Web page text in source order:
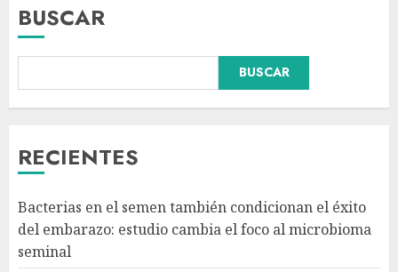
BUSCAR
BUSCAR
RECIENTES
Bacterias en el semen también condicionan el éxito
del embarazo: estudio cambia el foco al microbioma
seminal
3
Dos demandas contra Bad
¿Sería posible saber si un
ingenio artificial tiene